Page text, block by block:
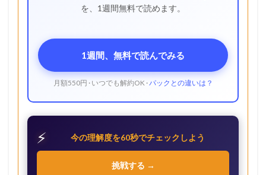
を、1週間無料で読めます。
1週間、無料で読んでみる
月額550円 · いつでも解約OK · パックとの違いは？
⚡ 今の理解度を60秒でチェックしよう
挑戦する →